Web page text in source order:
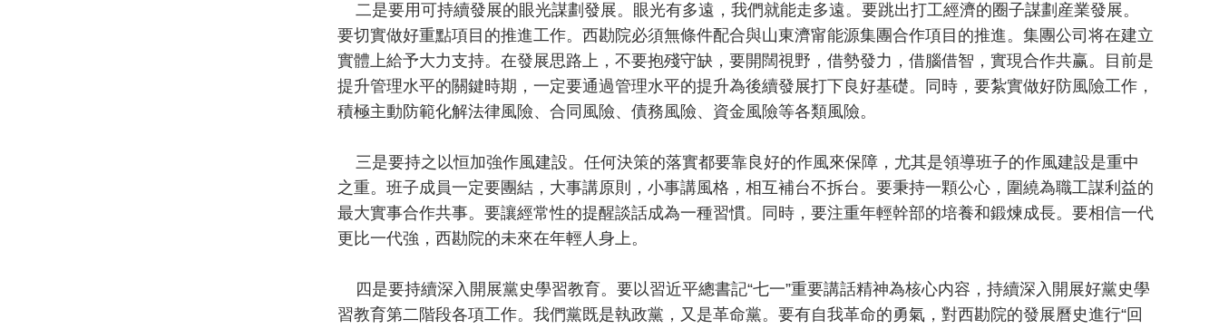
二是要用可持續發展的眼光謀劃發展。眼光有多遠，我們就能走多遠。要跳出打工經濟的圈子謀劃産業發展。
要切實做好重點項目的推進工作。西勘院必須無條件配合與山東濟甯能源集團合作項目的推進。集團公司将在建立
實體上給予大力支持。在發展思路上，不要抱殘守缺，要開闊視野，借勢發力，借腦借智，實現合作共赢。目前是
提升管理水平的關鍵時期，一定要通過管理水平的提升為後續發展打下良好基礎。同時，要紮實做好防風險工作，
積極主動防範化解法律風險、合同風險、債務風險、資金風險等各類風險。
三是要持之以恒加強作風建設。任何決策的落實都要靠良好的作風來保障，尤其是領導班子的作風建設是重中
之重。班子成員一定要團結，大事講原則，小事講風格，相互補台不拆台。要秉持一顆公心，圍繞為職工謀利益的
最大實事合作共事。要讓經常性的提醒談話成為一種習慣。同時，要注重年輕幹部的培養和鍛煉成長。要相信一代
更比一代強，西勘院的未來在年輕人身上。
四是要持續深入開展黨史學習教育。要以習近平總書記“七一”重要講話精神為核心内容，持續深入開展好黨史學
習教育第二階段各項工作。我們黨既是執政黨，又是革命黨。要有自我革命的勇氣，對西勘院的發展曆史進行“回